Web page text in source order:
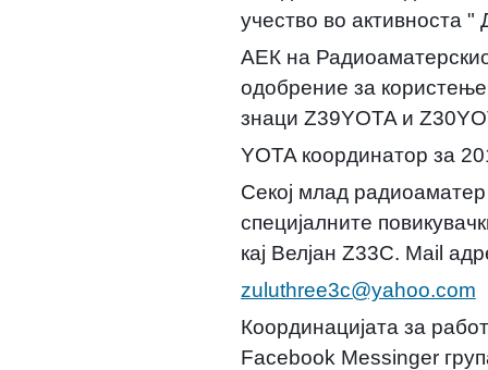
учество во активноста
АЕК на
одобрение за користење
знаци Z39YOTA и
YOTA координатор за
Секој млад радиоаматер
специјалните
кај Велјан Z33C. Mail
zuluthree3c@yahoo.com
Координацијата за
Facebook Messinger